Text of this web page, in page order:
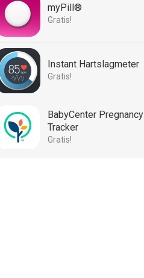
myPill®
Gratis!
Instant Hartslagmeter
Gratis!
BabyCenter Pregnancy
Tracker
Gratis!